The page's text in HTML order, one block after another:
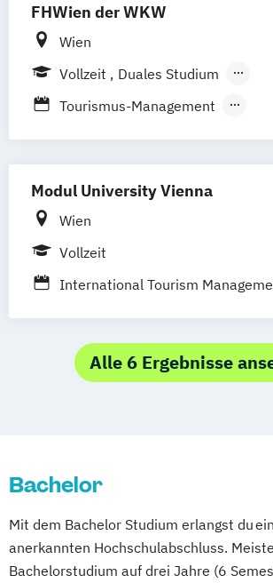
Online-Fernstudium
Stuttgart
Schwarzheide/Oberspreewald-
Dresden
FHWien der WKW
Wien
Vollzeit
Duales Studium
Berufsbegleitendes
Tourismus-Management
Modul University Vienna
Wien
Vollzeit
International Tourism
Alle 6 Ergebnisse
Bachelor
Mit dem Bachelor Studium erlangst du
anerkannten Hochschulabschluss.
Bachelorstudium auf drei Jahre (6